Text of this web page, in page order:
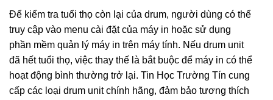
Để kiểm tra tuổi thọ còn lại của drum, người dùng có thể
truy cập vào menu cài đặt của máy in hoặc sử dụng
phần mềm quản lý máy in trên máy tính. Nếu drum unit
đã hết tuổi thọ, việc thay thế là bắt buộc để máy in có thể
hoạt động bình thường trở lại. Tin Học Trường Tín cung
cấp các loại drum unit chính hãng, đảm bảo tương thích